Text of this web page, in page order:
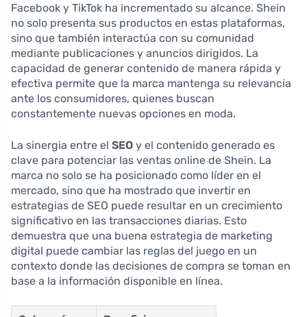
Facebook y TikTok ha incrementado su alcance. Shein
no solo presenta sus productos en estas plataformas,
sino que también interactúa con su comunidad
mediante publicaciones y anuncios dirigidos. La
capacidad de generar contenido de manera rápida y
efectiva permite que la marca mantenga su relevancia
ante los consumidores, quienes buscan
constantemente nuevas opciones en moda.
La sinergia entre el SEO y el contenido generado es
clave para potenciar las ventas online de Shein. La
marca no solo se ha posicionado como líder en el
mercado, sino que ha mostrado que invertir en
estrategias de SEO puede resultar en un crecimiento
significativo en las transacciones diarias. Esto
demuestra que una buena estrategia de marketing
digital puede cambiar las reglas del juego en un
contexto donde las decisiones de compra se toman en
base a la información disponible en línea.